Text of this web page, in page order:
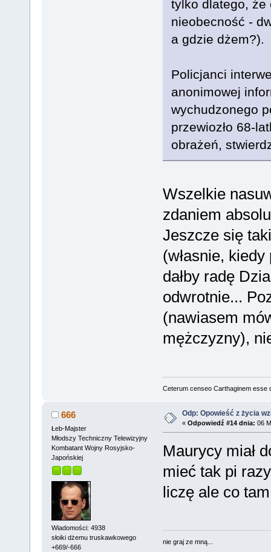
tylko dlatego, że
nieobecność -
a gdzie dżem?).
Policjanci
anonimowej
wychudzonego
przewiozło 68-
obrażeń,
Wszelkie
zdaniem
Jeszcze się
(własnie,
dałby radę
odwrotnie...
(nawiasem
mężczyzny),
Ceterum censeo Carthaginem esse
666
Łeb-Majster
Młodszy Techniczny Telewizyjny
Kombatant Wojny Rosyjsko-
Japońskiej
Wiadomości: 4938
słoiki dżemu truskawkowego
+669/-666
Odp: Opowieść z życia
« Odpowiedź #14 dnia: 06
Maurycy miał
mieć tak pi
liczę ale co
nie graj ze mną...